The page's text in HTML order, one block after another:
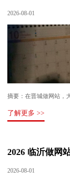
2026-08-01
摘要：在晋城做网站，
了解更多 >>
2026 临沂做网
2026-08-01